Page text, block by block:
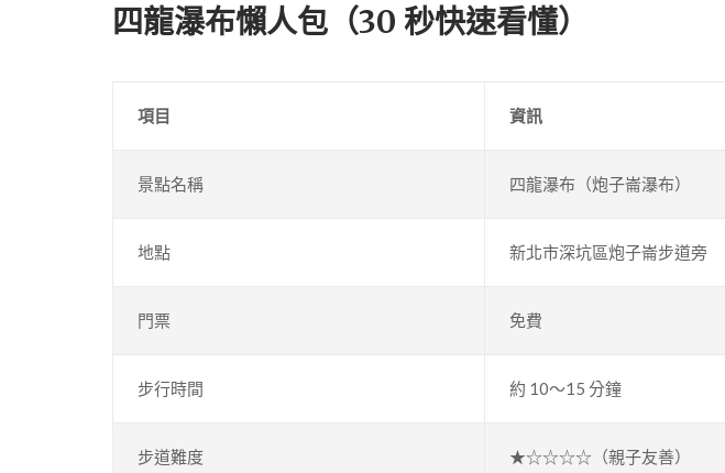
四龍瀑布懶人包（30 秒快速看懂）
項目 資訊
景點名稱 四龍瀑布（炮子崙瀑布）
地點 新北市深坑區炮子崙步道旁
門票 免費
步行時間 約 10～15 分鐘
步道難度 ★☆☆☆☆（親子友善）